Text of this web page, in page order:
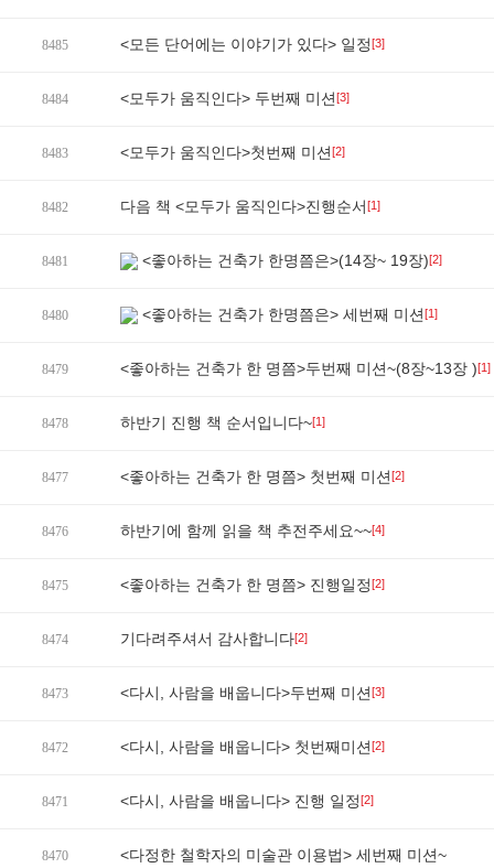
8485 <모든 단어에는 이야기가 있다> 일정[3]
8484 <모두가 움직인다> 두번째 미션[3]
8483 <모두가 움직인다>첫번째 미션[2]
8482 다음 책 <모두가 움직인다>진행순서[1]
8481 <좋아하는 건축가 한명쯤은>(14장~ 19장)[2]
8480 <좋아하는 건축가 한명쯤은> 세번째 미션[1]
8479 <좋아하는 건축가 한 명쯤>두번째 미션~(8장~13장 )[1]
8478 하반기 진행 책 순서입니다~[1]
8477 <좋아하는 건축가 한 명쯤> 첫번째 미션[2]
8476 하반기에 함께 읽을 책 추전주세요~~[4]
8475 <좋아하는 건축가 한 명쯤> 진행일정[2]
8474 기다려주셔서 감사합니다[2]
8473 <다시, 사람을 배웁니다>두번째 미션[3]
8472 <다시, 사람을 배웁니다> 첫번째미션[2]
8471 <다시, 사람을 배웁니다> 진행 일정[2]
8470 <다정한 철학자의 미술관 이용법> 세번째 미션~